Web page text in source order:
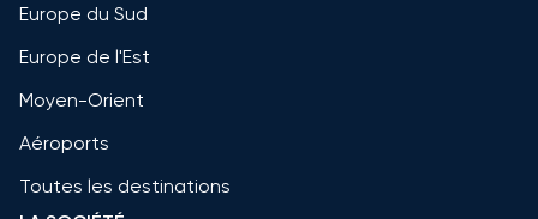
Europe du Sud
Europe de l'Est
Moyen-Orient
Aéroports
Toutes les destinations